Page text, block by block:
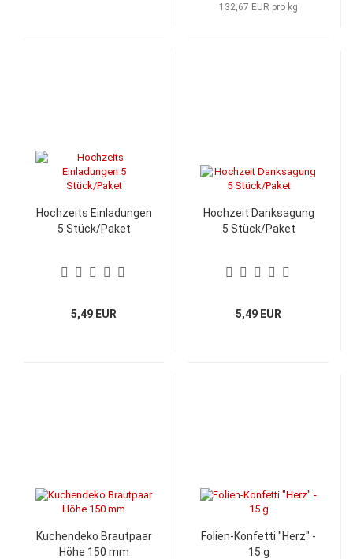
132,67 EUR pro kg
Hochzeits Einladungen
5 Stück/Paket
5,49 EUR
Hochzeit Danksagung
5 Stück/Paket
5,49 EUR
Kuchendeko Brautpaar
Höhe 150 mm
Folien-Konfetti "Herz" -
15 g